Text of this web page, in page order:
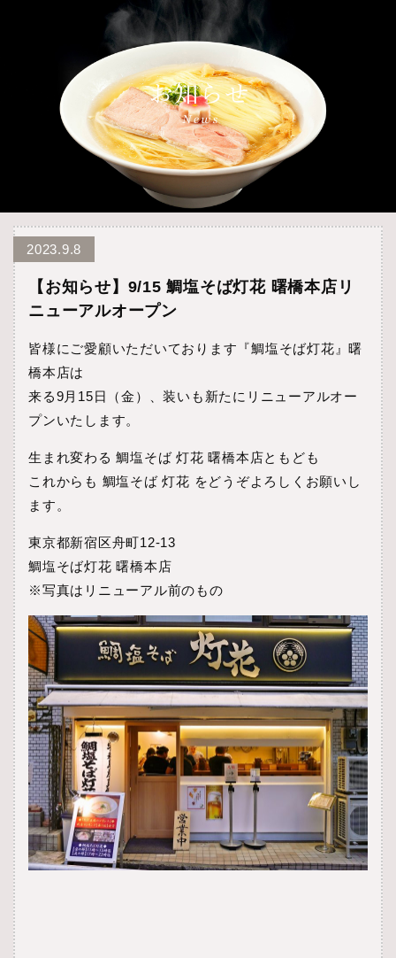
2023.9.8
【お知らせ】9/15 鯛塩そば灯花 曙橋本店リ
ニューアルオープン
皆様にご愛顧いただいております『鯛塩そば灯花』曙
橋本店は
来る9月15日（金）、装いも新たにリニューアルオー
プンいたします。
生まれ変わる 鯛塩そば 灯花 曙橋本店ともども
これからも 鯛塩そば 灯花 をどうぞよろしくお願いし
ます。
東京都新宿区舟町12-13
鯛塩そば灯花 曙橋本店
※写真はリニューアル前のもの